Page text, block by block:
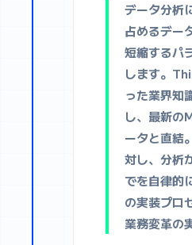
データ分析
占めるデー
短縮するパ
します。
った業界知
し、最新の
ータと直結
対し、分析
でを自律的
の実装プロ
業務変革の